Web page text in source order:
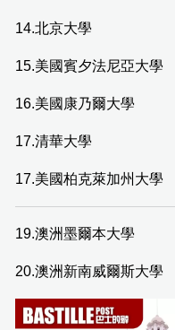
14.北京大學
15.美國賓夕法尼亞大學
16.美國康乃爾大學
17.清華大學
17.美國柏克萊加州大學
19.澳洲墨爾本大學
20.澳洲新南威爾斯大學